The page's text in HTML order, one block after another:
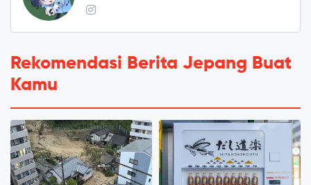
Rekomendasi Berita Jepang Buat
Kamu